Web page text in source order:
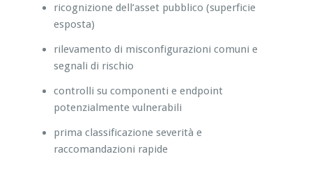
ricognizione dell’asset pubblico (superficie
esposta)
rilevamento di misconfigurazioni comuni e
segnali di rischio
controlli su componenti e endpoint
potenzialmente vulnerabili
prima classificazione severità e
raccomandazioni rapide